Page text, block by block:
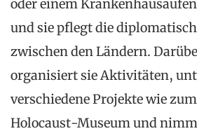
oder einem
und sie pflegt die
zwischen den Ländern.
organisiert sie Aktivitäten,
verschiedene Projekte wie
Holocaust-Museum und